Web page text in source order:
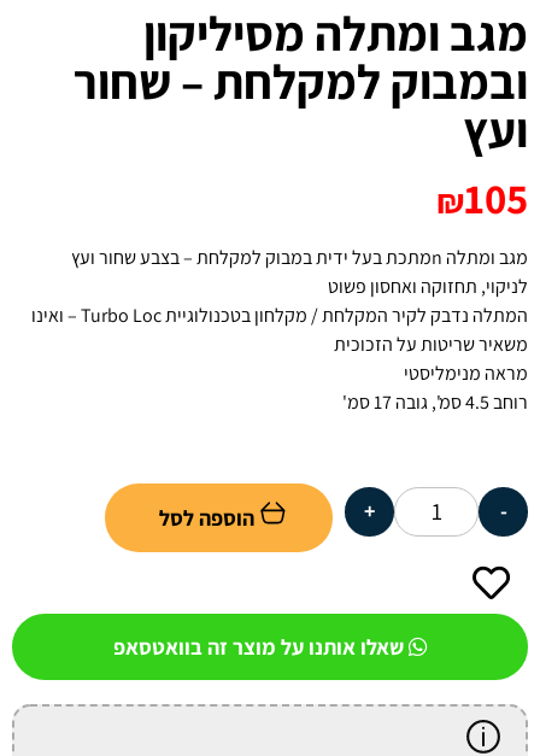
מגב ומתלה מסיליקון
ובמבוק למקלחת – שחור
ועץ
₪105
מגב ומתלה nמתכת בעל ידית במבוק למקלחת – בצבע שחור ועץ
לניקוי, תחזוקה ואחסון פשוט
המתלה נדבק לקיר המקלחת / מקלחון בטכנולוגיית Turbo Loc – ואינו
משאיר שריטות על הזכוכית
מראה מנימליסטי
רוחב 4.5 סמ', גובה 17 סמ'
הוספה לסל
שאלו אותנו על מוצר זה בוואטסאפ